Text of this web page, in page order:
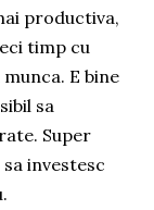
productiva,
timp cu
E bine
sa
Super
investesc